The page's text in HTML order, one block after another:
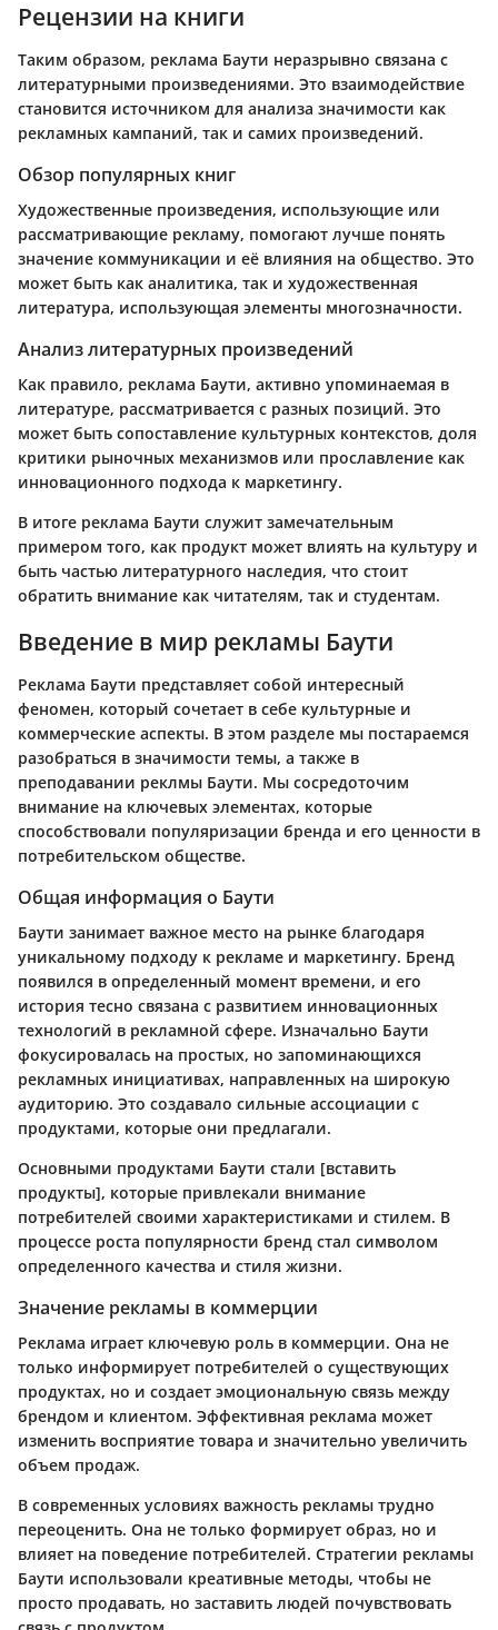
Рецензии на книги
Таким образом, реклама Баути неразрывно связана с
литературными произведениями. Это взаимодействие
становится источником для анализа значимости как
рекламных кампаний, так и самих произведений.
Обзор популярных книг
Художественные произведения, использующие или
рассматривающие рекламу, помогают лучше понять
значение коммуникации и её влияния на общество. Это
может быть как аналитика, так и художественная
литература, использующая элементы многозначности.
Анализ литературных произведений
Как правило, реклама Баути, активно упоминаемая в
литературе, рассматривается с разных позиций. Это
может быть сопоставление культурных контекстов, доля
критики рыночных механизмов или прославление как
инновационного подхода к маркетингу.
В итоге реклама Баути служит замечательным
примером того, как продукт может влиять на культуру и
быть частью литературного наследия, что стоит
обратить внимание как читателям, так и студентам.
Введение в мир рекламы Баути
Реклама Баути представляет собой интересный
феномен, который сочетает в себе культурные и
коммерческие аспекты. В этом разделе мы постараемся
разобраться в значимости темы, а также в
преподавании реклмы Баути. Мы сосредоточим
внимание на ключевых элементах, которые
способствовали популяризации бренда и его ценности в
потребительском обществе.
Общая информация о Баути
Баути занимает важное место на рынке благодаря
уникальному подходу к рекламе и маркетингу. Бренд
появился в определенный момент времени, и его
история тесно связана с развитием инновационных
технологий в рекламной сфере. Изначально Баути
фокусировалась на простых, но запоминающихся
рекламных инициативах, направленных на широкую
аудиторию. Это создавало сильные ассоциации с
продуктами, которые они предлагали.
Основными продуктами Баути стали [вставить
продукты], которые привлекали внимание
потребителей своими характеристиками и стилем. В
процессе роста популярности бренд стал символом
определенного качества и стиля жизни.
Значение рекламы в коммерции
Реклама играет ключевую роль в коммерции. Она не
только информирует потребителей о существующих
продуктах, но и создает эмоциональную связь между
брендом и клиентом. Эффективная реклама может
изменить восприятие товара и значительно увеличить
объем продаж.
В современных условиях важность рекламы труднo
переоценить. Она не только формирует образ, но и
влияет на поведение потребителей. Стратегии рекламы
Баути использовали креативные методы, чтобы не
просто продавать, но заставить людей почувствовать